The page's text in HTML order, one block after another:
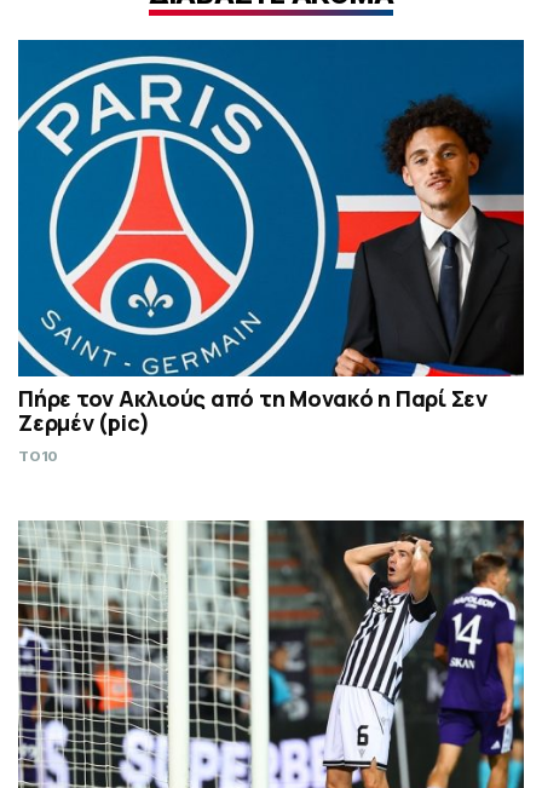
Πήρε τον Ακλιούς από τη Μονακό η Παρί Σεν
Ζερμέν (pic)
TO10